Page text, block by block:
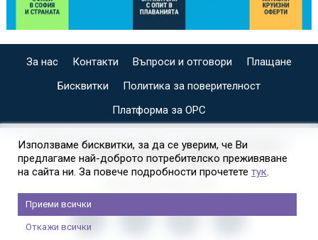
За нас Контакти Въпроси и отговори
Плащане
Бисквитки
Политика за поверителност
Платформа за ОРС
СПЕЦИАЛИЗИРАН САЙТ ЗА ИНДИВИДУАЛНИ И
ОРГАНИЗИРАНИ КРУИЗИ НА
Използваме бисквитки, за да се уверим, че Ви
предлагаме най-доброто потребителско преживяване
на сайта ни. За повече подробности прочетете тук.
Приеми всички
Откажи всички